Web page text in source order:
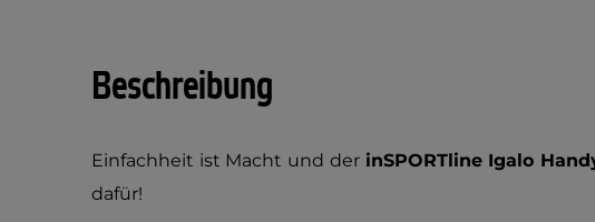
Beschreibung
Einfachheit ist Macht und der inSPORTline Igalo
dafür!